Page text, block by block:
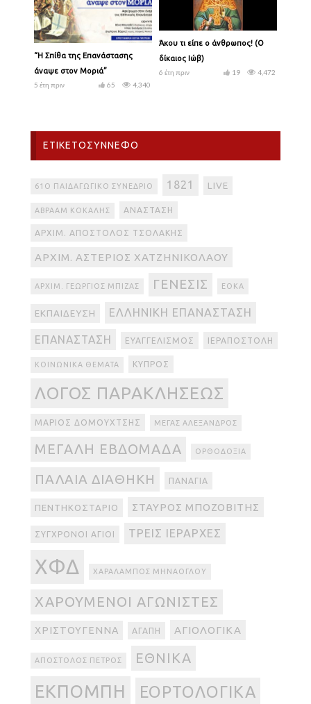
“Η Σπίθα της Επανάστασης
άναψε στον Μοριά”
5 έτη πριν
4,340
65
Άκου τι είπε ο άνθρωπος! (Ο
δίκαιος Ιώβ)
6 έτη πριν
4,472
19
ΕΤΙΚΕΤΟΣΎΝΝΕΦΟ
61Ο ΠΑΙΔΑΓΩΓΙΚΌ ΣΥΝΈΔΡΙΟ 1821 LIVE
ΑΒΡΑΆΜ ΚΟΚΆΛΗΣ ΑΝΆΣΤΑΣΗ
ΑΡΧΙΜ. ΑΠΌΣΤΟΛΟΣ ΤΣΟΛΆΚΗΣ
ΑΡΧΙΜ. ΑΣΤΈΡΙΟΣ ΧΑΤΖΗΝΙΚΟΛΆΟΥ
ΑΡΧΙΜ. ΓΕΏΡΓΙΟΣ ΜΠΊΖΑΣ ΓΈΝΕΣΙΣ ΕΟΚΑ
ΕΚΠΑΊΔΕΥΣΗ ΕΛΛΗΝΙΚΉ ΕΠΑΝΆΣΤΑΣΗ
ΕΠΑΝΆΣΤΑΣΗ ΕΥΑΓΓΕΛΙΣΜΌΣ ΙΕΡΑΠΟΣΤΟΛΉ
ΚΟΙΝΩΝΙΚΆ ΘΈΜΑΤΑ ΚΎΠΡΟΣ
ΛΌΓΟΣ ΠΑΡΑΚΛΉΣΕΩΣ
ΜΆΡΙΟΣ ΔΟΜΟΥΧΤΣΉΣ ΜΈΓΑΣ ΑΛΈΞΑΝΔΡΟΣ
ΜΕΓΆΛΗ ΕΒΔΟΜΆΔΑ ΟΡΘΟΔΟΞΊΑ
ΠΑΛΑΙΆ ΔΙΑΘΉΚΗ ΠΑΝΑΓΊΑ
ΠΕΝΤΗΚΟΣΤΆΡΙΟ ΣΤΑΎΡΟΣ ΜΠΟΖΟΒΊΤΗΣ
ΣΎΓΧΡΟΝΟΙ ΆΓΙΟΙ ΤΡΕΙΣ ΙΕΡΆΡΧΕΣ
ΧΦΔ ΧΑΡΆΛΑΜΠΟΣ ΜΗΝΆΟΓΛΟΥ
ΧΑΡΟΎΜΕΝΟΙ ΑΓΩΝΙΣΤΈΣ
ΧΡΙΣΤΟΎΓΕΝΝΑ ΑΓΆΠΗ ΑΓΙΟΛΟΓΙΚΆ
ΑΠΌΣΤΟΛΟΣ ΠΈΤΡΟΣ ΕΘΝΙΚΆ
ΕΚΠΟΜΠΉ ΕΟΡΤΟΛΟΓΙΚΆ